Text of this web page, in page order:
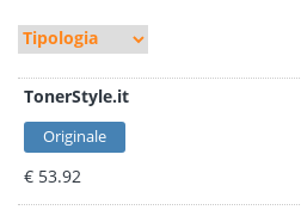
TonerStyle.it
Originale
€ 53.92